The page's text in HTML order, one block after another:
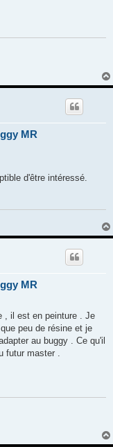
MR
d'être intéressé.
MR
, il est en peinture . Je
peu de résine et je
au buggy . Ce qu'il
futur master .